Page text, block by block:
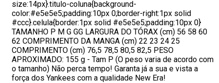
size:14px}.titulo-coluna{background-
color:#e5e5e5;padding:10px 0;border-right:1px solid
#ccc}.celula{border:1px solid #e5e5e5;padding:10px 0}
TAMANHO P M G GG LARGURA DO TÓRAX (cm) 56 58 60
62 COMPRIMENTO DA MANGA (cm) 22 23 24 25
COMPRIMENTO (cm) 76,5 78,5 80,5 82,5 PESO
APROXIMADO: 155 g - Tam P (O peso varia de acordo com
o tamanho) Não perca tempo! Garanta já a sua e vista a
força dos Yankees com a qualidade New Era!